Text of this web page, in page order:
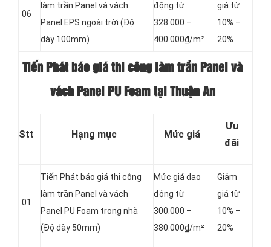
06
làm trần Panel và vách
Panel EPS ngoài trời (Độ
dày 100mm)
động từ
328.000 –
400.000₫/m²
giá từ
10% –
20%
Tiến Phát báo giá thi công làm trần Panel và
vách Panel PU Foam tại Thuận An
Stt Hạng mục Mức giá
Ưu
đãi
01
Tiến Phát báo giá thi công
làm trần Panel và vách
Panel PU Foam trong nhà
(Độ dày 50mm)
Mức giá dao
động từ
300.000 –
380.000₫/m²
Giảm
giá từ
10% –
20%